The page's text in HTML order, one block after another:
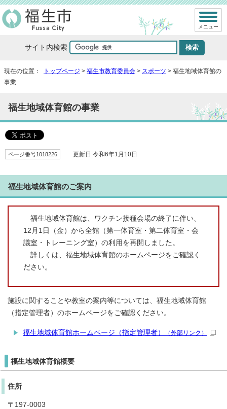
サイト内検索
メニュー
現在の位置： トップページ > 福生市教育委員会 > スポーツ > 福生地域体育館の
事業
福生地域体育館の事業
ページ番号1018226 更新日 令和6年1月10日
福生地域体育館のご案内
福生地域体育館は、ワクチン接種会場の終了に伴い、
12月1日（金）から全館（第一体育室・第二体育室・会
議室・トレーニング室）の利用を再開しました。
詳しくは、福生地域体育館のホームページをご確認く
ださい。
施設に関することや教室の案内等については、福生地域体育館
（指定管理者）のホームページをご確認ください。
福生地域体育館ホームページ（指定管理者） （外部リンク）
福生地域体育館概要
住所
〒197-0003